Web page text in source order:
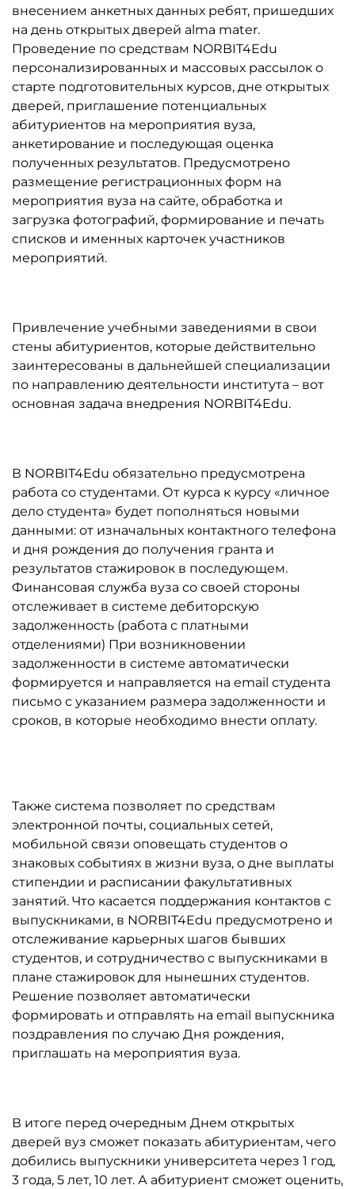
внесением анкетных данных ребят, пришедших
на день открытых дверей alma mater.
Проведение по средствам NORBIT4Edu
персонализированных и массовых рассылок о
старте подготовительных курсов, дне открытых
дверей, приглашение потенциальных
абитуриентов на мероприятия вуза,
анкетирование и последующая оценка
полученных результатов. Предусмотрено
размещение регистрационных форм на
мероприятия вуза на сайте, обработка и
загрузка фотографий, формирование и печать
списков и именных карточек участников
мероприятий.
Привлечение учебными заведениями в свои
стены абитуриентов, которые действительно
заинтересованы в дальнейшей специализации
по направлению деятельности института – вот
основная задача внедрения NORBIT4Edu.
В NORBIT4Edu обязательно предусмотрена
работа со студентами. От курса к курсу «личное
дело студента» будет пополняться новыми
данными: от изначальных контактного телефона
и дня рождения до получения гранта и
результатов стажировок в последующем.
Финансовая служба вуза со своей стороны
отслеживает в системе дебиторскую
задолженность (работа с платными
отделениями) При возникновении
задолженности в системе автоматически
формируется и направляется на email студента
письмо с указанием размера задолженности и
сроков, в которые необходимо внести оплату.
Также система позволяет по средствам
электронной почты, социальных сетей,
мобильной связи оповещать студентов о
знаковых событиях в жизни вуза, о дне выплаты
стипендии и расписании факультативных
занятий. Что касается поддержания контактов с
выпускниками, в NORBIT4Edu предусмотрено и
отслеживание карьерных шагов бывших
студентов, и сотрудничество с выпускниками в
плане стажировок для нынешних студентов.
Решение позволяет автоматически
формировать и отправлять на email выпускника
поздравления по случаю Дня рождения,
приглашать на мероприятия вуза.
В итоге перед очередным Днем открытых
дверей вуз сможет показать абитуриентам, чего
добились выпускники университета через 1 год,
3 года, 5 лет, 10 лет. А абитуриент сможет оценить,